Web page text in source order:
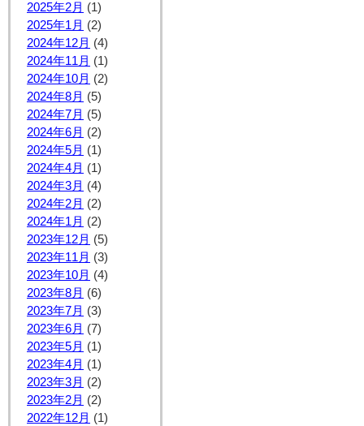
2025年2月 (1)
2025年1月 (2)
2024年12月 (4)
2024年11月 (1)
2024年10月 (2)
2024年8月 (5)
2024年7月 (5)
2024年6月 (2)
2024年5月 (1)
2024年4月 (1)
2024年3月 (4)
2024年2月 (2)
2024年1月 (2)
2023年12月 (5)
2023年11月 (3)
2023年10月 (4)
2023年8月 (6)
2023年7月 (3)
2023年6月 (7)
2023年5月 (1)
2023年4月 (1)
2023年3月 (2)
2023年2月 (2)
2022年12月 (1)